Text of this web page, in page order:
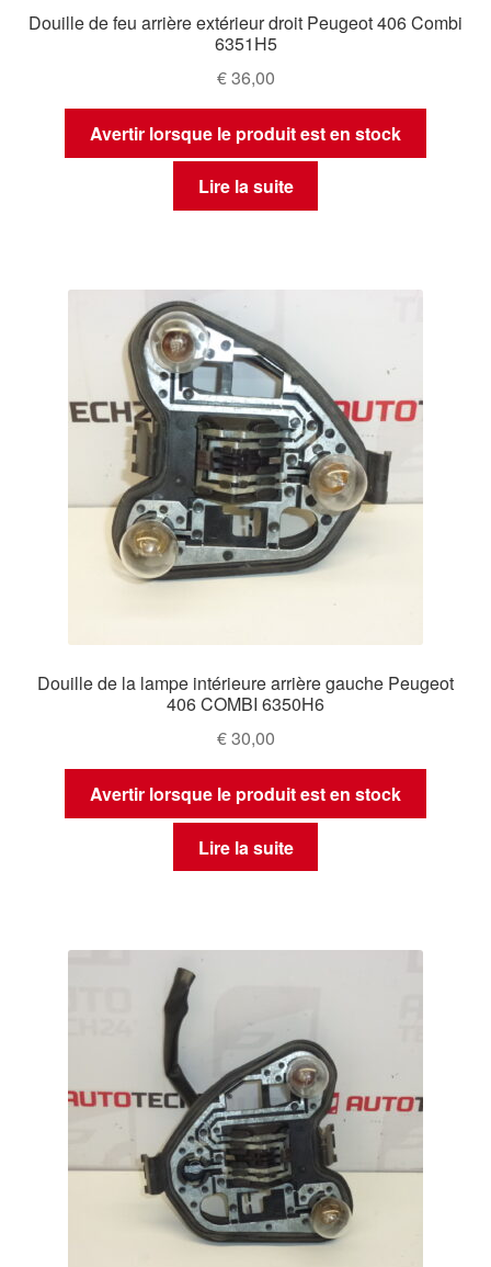
Douille de feu arrière extérieur droit Peugeot 406 Combi
6351H5
€36,00
Avertir lorsque le produit est en stock
Lire la suite
Douille de la lampe intérieure arrière gauche Peugeot
406 COMBI 6350H6
€30,00
Avertir lorsque le produit est en stock
Lire la suite